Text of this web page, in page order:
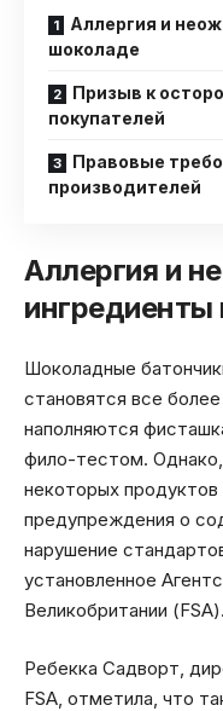
Аллергия и
шоколаде
Призыв к
покупателей
Правовые
производителей
Аллергия и
Шоколадные
становятся все
наполняются
фило-тестом. Однако,
некоторых
предупреждения о
нарушение
установленное
Великобритании (FSA).
Ребекка Садворт,
FSA, отметила, что